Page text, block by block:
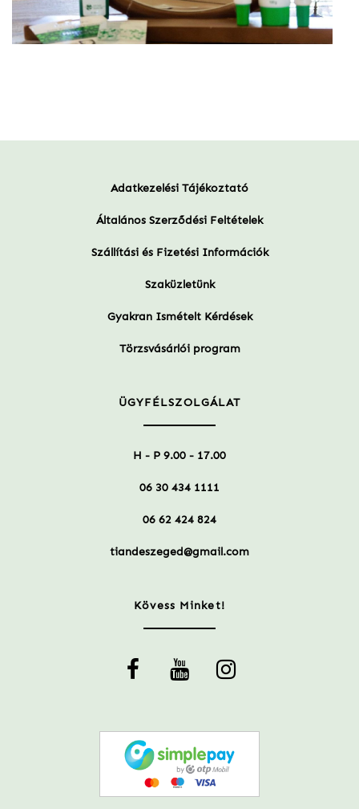
Adatkezelési Tájékoztató
Általános Szerződési Feltételek
Szállítási és Fizetési Információk
Szaküzletünk
Gyakran Ismételt Kérdések
Törzsvásárlói program
ÜGYFÉLSZOLGÁLAT
H - P 9.00 - 17.00
06 30 434 1111
06 62 424 824
tiandeszeged@gmail.com
Kövess Minket!